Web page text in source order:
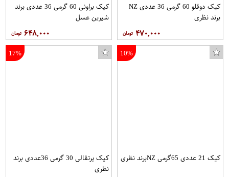
کیک دوقلو 60 گرمی 36 عددی NZ
برند نظری
۴۷۰,۰۰۰
کیک براونی 60 گرمی 36 عددی برند
شیرین عسل
۶۴۸,۰۰۰
10%
کیک 21 عددی 65گرمی NZبرند نظری
17%
کیک پرتقالی 30 گرمی 36عددی برند
نظری